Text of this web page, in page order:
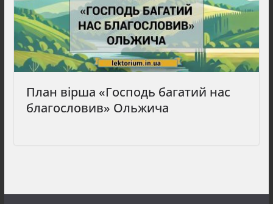
План вірша «Господь багатий нас
благословив» Ольжича